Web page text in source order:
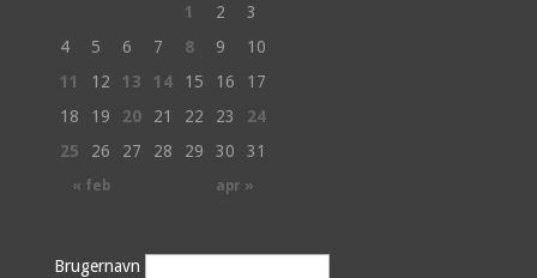
« feb apr »
1 2
3
4
5 6 7 8 9
10
11
12 13 14 15 16
17
18
19 20 21 22 23
24
25
26 27 28 29 30 31
Brugernavn